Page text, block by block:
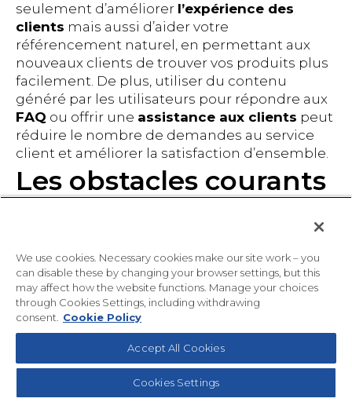
seulement d’améliorer l’expérience des
clients mais aussi d’aider votre
référencement naturel, en permettant aux
nouveaux clients de trouver vos produits plus
facilement. De plus, utiliser du contenu
généré par les utilisateurs pour répondre aux
FAQ ou offrir une assistance aux clients peut
réduire le nombre de demandes au service
client et améliorer la satisfaction d’ensemble.
Les obstacles courants
(et comment les éviter)
l’une des stratégies les plus utilisées dans le
marketing actuel, il est associé à des
difficultés courantes. Voici nos astuces pour
les scénarios les plus communs :
1. Flux de contenu stable :c’est parfois
compliqué d’obtenir un flux constant de
contenu généré par les utilisateurs. Lancez
régulièrement des campagnes et des
We use cookies. Necessary cookies make our site work – you
can disable these by changing your browser settings, but this
may affect how the website functions. Manage your choices
through Cookies Settings, including withdrawing
consent.
Cookie Policy
Accept All Cookies
Cookies Settings